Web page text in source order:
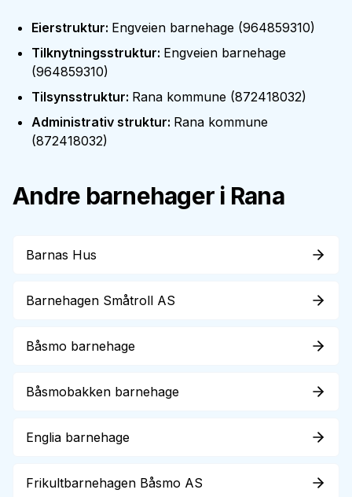
Eierstruktur: Engveien barnehage (964859310)
Tilknytningsstruktur: Engveien barnehage
(964859310)
Tilsynsstruktur: Rana kommune (872418032)
Administrativ struktur: Rana kommune
(872418032)
Andre barnehager i Rana
Barnas Hus
Barnehagen Småtroll AS
Båsmo barnehage
Båsmobakken barnehage
Englia barnehage
Frikultbarnehagen Båsmo AS